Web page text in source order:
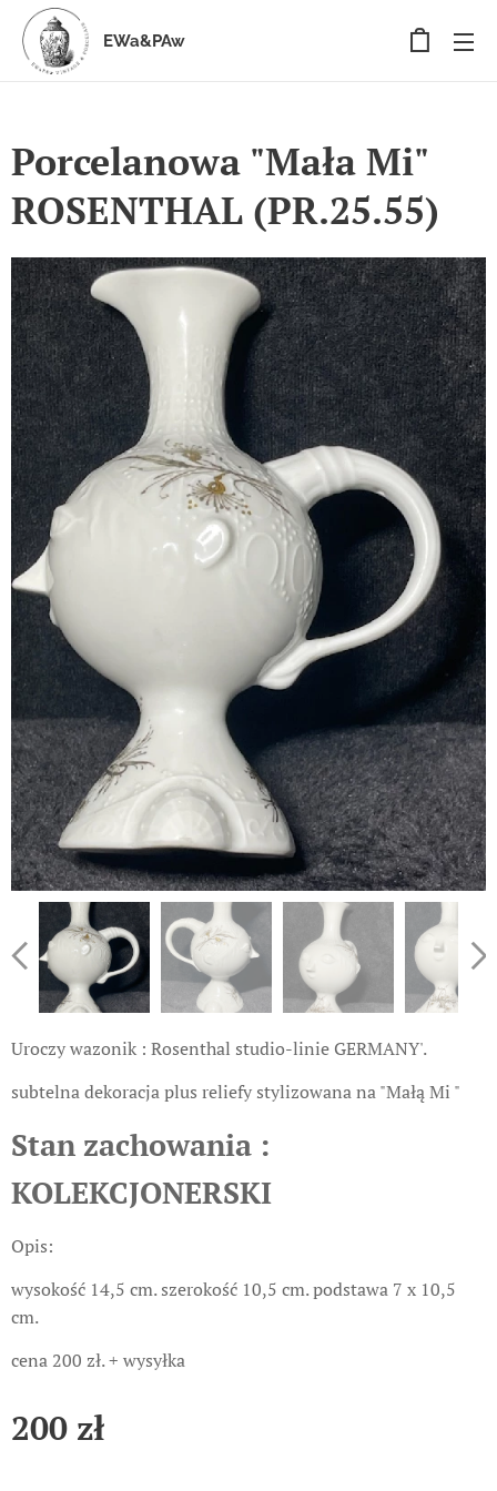
EWa&PAw
Porcelanowa "Mała Mi"
ROSENTHAL (PR.25.55)
Uroczy wazonik : Rosenthal studio-linie GERMANY'.
subtelna dekoracja plus reliefy stylizowana na "Małą Mi "
Stan zachowania :
KOLEKCJONERSKI
Opis:
wysokość 14,5 cm. szerokość 10,5 cm. podstawa 7 x 10,5
cm.
cena 200 zł. + wysyłka
200 zł